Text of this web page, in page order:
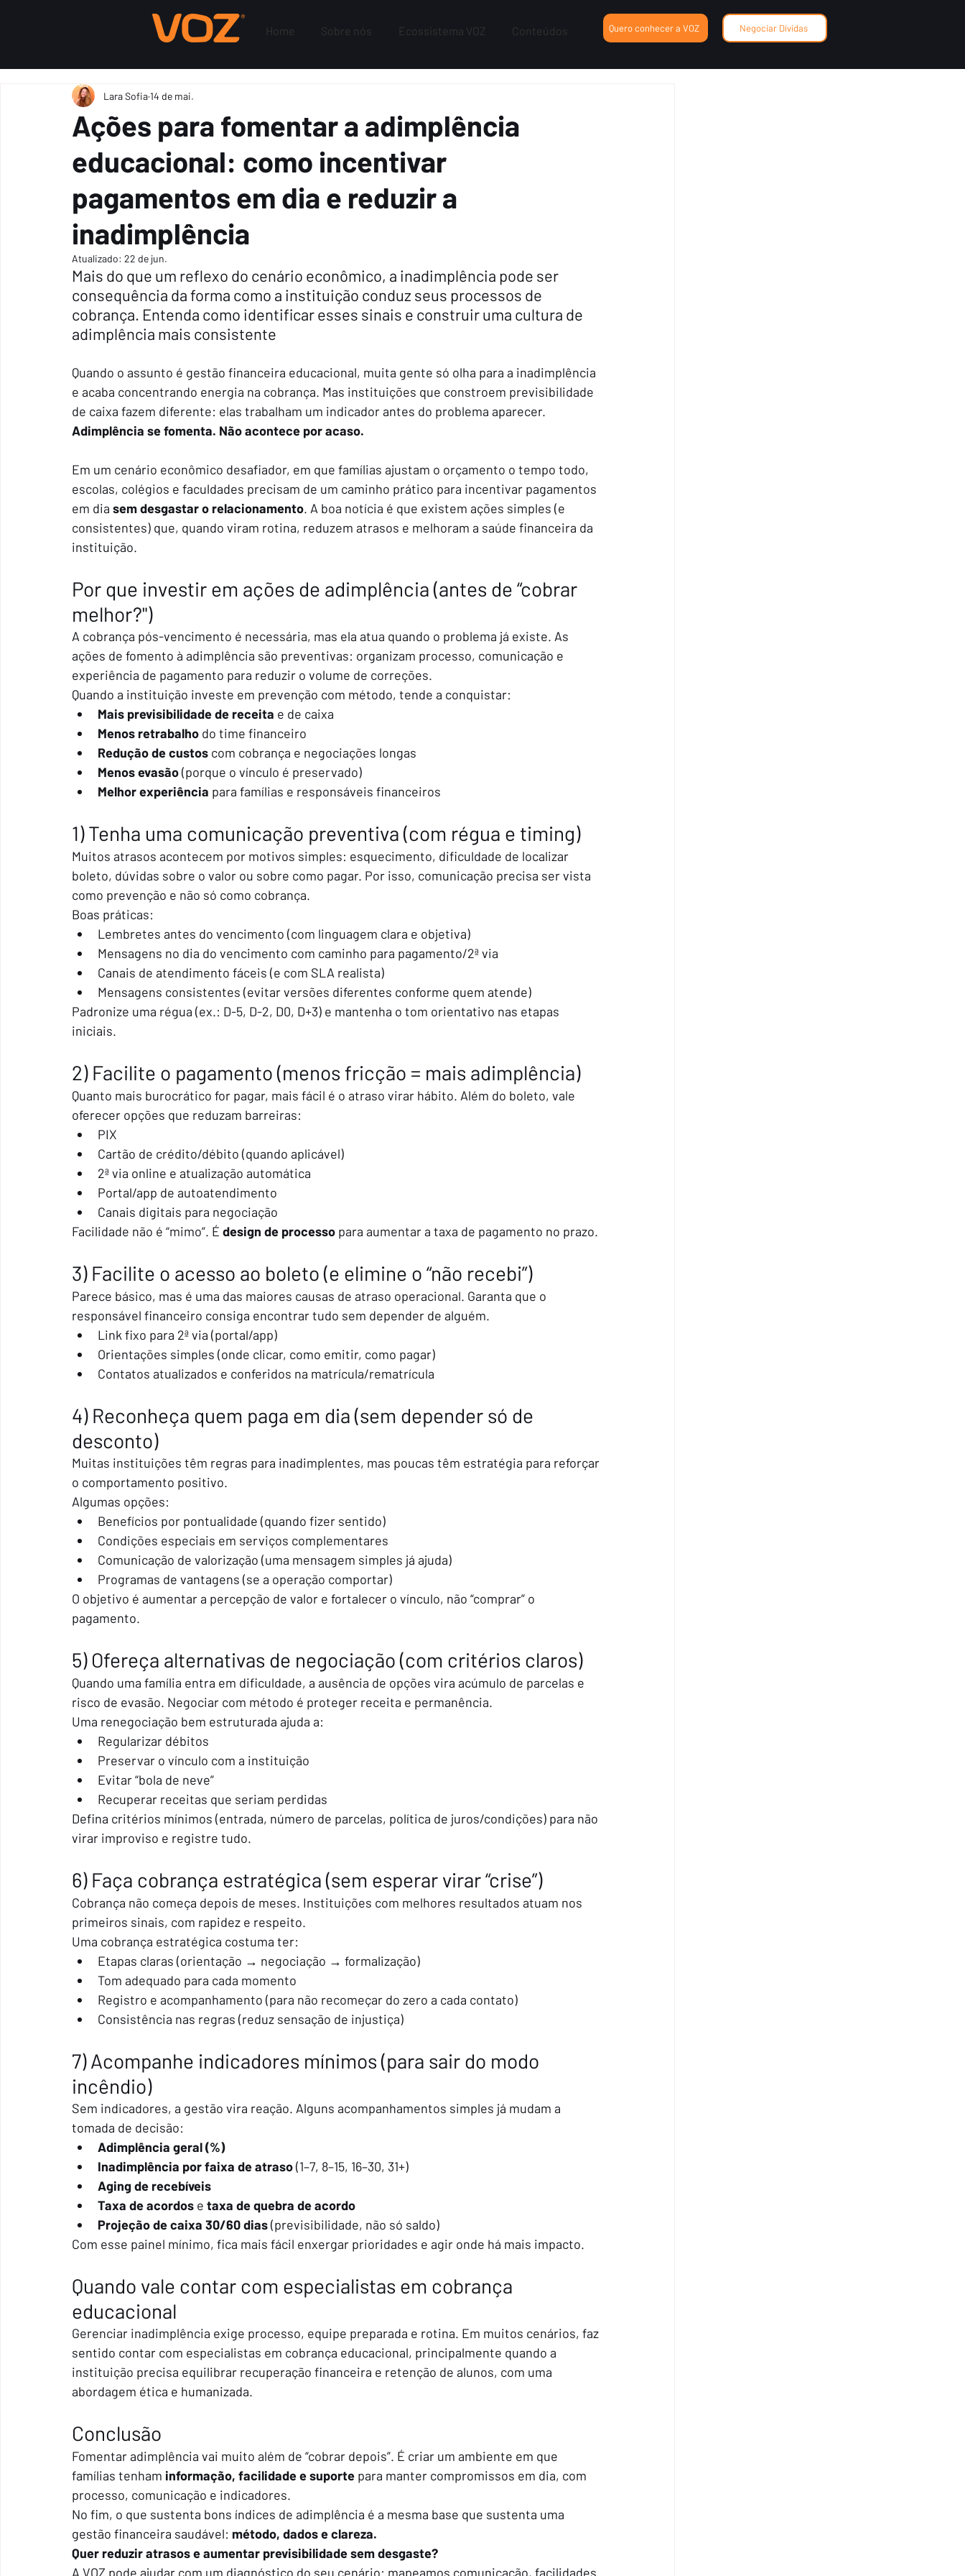
Home Sobre nós Ecossistema VOZ Conteúdos Quero conhecer a VOZ Negociar Dívidas
Ações para fomentar a adimplência
educacional: como incentivar
pagamentos em dia e reduzir a
inadimplência
Lara Sofia14 de mai.
Atualizado: 22 de jun.
Mais do que um reflexo do cenário econômico, a inadimplência pode ser
consequência da forma como a instituição conduz seus processos de
cobrança. Entenda como identificar esses sinais e construir uma cultura de
adimplência mais consistente
Quando o assunto é gestão financeira educacional, muita gente só olha para a inadimplência
e acaba concentrando energia na cobrança. Mas instituições que constroem previsibilidade
de caixa fazem diferente: elas trabalham um indicador antes do problema aparecer.
Adimplência se fomenta. Não acontece por acaso.
Em um cenário econômico desafiador, em que famílias ajustam o orçamento o tempo todo,
escolas, colégios e faculdades precisam de um caminho prático para incentivar pagamentos
em dia sem desgastar o relacionamento. A boa notícia é que existem ações simples (e
consistentes) que, quando viram rotina, reduzem atrasos e melhoram a saúde financeira da
instituição.
Por que investir em ações de adimplência (antes de “cobrar
melhor?")
A cobrança pós-vencimento é necessária, mas ela atua quando o problema já existe. As
ações de fomento à adimplência são preventivas: organizam processo, comunicação e
experiência de pagamento para reduzir o volume de correções.
Quando a instituição investe em prevenção com método, tende a conquistar:
Mais previsibilidade de receita e de caixa
Menos retrabalho do time financeiro
Redução de custos com cobrança e negociações longas
Menos evasão (porque o vínculo é preservado)
Melhor experiência para famílias e responsáveis financeiros
1) Tenha uma comunicação preventiva (com régua e timing)
Muitos atrasos acontecem por motivos simples: esquecimento, dificuldade de localizar
boleto, dúvidas sobre o valor ou sobre como pagar. Por isso, comunicação precisa ser vista
como prevenção e não só como cobrança.
Boas práticas:
Lembretes antes do vencimento (com linguagem clara e objetiva)
Mensagens no dia do vencimento com caminho para pagamento/2ª via
Canais de atendimento fáceis (e com SLA realista)
Mensagens consistentes (evitar versões diferentes conforme quem atende)
Padronize uma régua (ex.: D-5, D-2, D0, D+3) e mantenha o tom orientativo nas etapas
iniciais.
2) Facilite o pagamento (menos fricção = mais adimplência)
Quanto mais burocrático for pagar, mais fácil é o atraso virar hábito. Além do boleto, vale
oferecer opções que reduzam barreiras:
PIX
Cartão de crédito/débito (quando aplicável)
2ª via online e atualização automática
Portal/app de autoatendimento
Canais digitais para negociação
Facilidade não é “mimo”. É design de processo para aumentar a taxa de pagamento no prazo.
3) Facilite o acesso ao boleto (e elimine o “não recebi”)
Parece básico, mas é uma das maiores causas de atraso operacional. Garanta que o
responsável financeiro consiga encontrar tudo sem depender de alguém.
Link fixo para 2ª via (portal/app)
Orientações simples (onde clicar, como emitir, como pagar)
Contatos atualizados e conferidos na matrícula/rematrícula
4) Reconheça quem paga em dia (sem depender só de
desconto)
Muitas instituições têm regras para inadimplentes, mas poucas têm estratégia para reforçar
o comportamento positivo.
Algumas opções:
Benefícios por pontualidade (quando fizer sentido)
Condições especiais em serviços complementares
Comunicação de valorização (uma mensagem simples já ajuda)
Programas de vantagens (se a operação comportar)
O objetivo é aumentar a percepção de valor e fortalecer o vínculo, não “comprar” o
pagamento.
5) Ofereça alternativas de negociação (com critérios claros)
Quando uma família entra em dificuldade, a ausência de opções vira acúmulo de parcelas e
risco de evasão. Negociar com método é proteger receita e permanência.
Uma renegociação bem estruturada ajuda a:
Regularizar débitos
Preservar o vínculo com a instituição
Evitar “bola de neve”
Recuperar receitas que seriam perdidas
Defina critérios mínimos (entrada, número de parcelas, política de juros/condições) para não
virar improviso e registre tudo.
6) Faça cobrança estratégica (sem esperar virar “crise”)
Cobrança não começa depois de meses. Instituições com melhores resultados atuam nos
primeiros sinais, com rapidez e respeito.
Uma cobrança estratégica costuma ter:
Etapas claras (orientação → negociação → formalização)
Tom adequado para cada momento
Registro e acompanhamento (para não recomeçar do zero a cada contato)
Consistência nas regras (reduz sensação de injustiça)
7) Acompanhe indicadores mínimos (para sair do modo
incêndio)
Sem indicadores, a gestão vira reação. Alguns acompanhamentos simples já mudam a
tomada de decisão:
Adimplência geral (%)
Inadimplência por faixa de atraso (1–7, 8–15, 16–30, 31+)
Aging de recebíveis
Taxa de acordos e taxa de quebra de acordo
Projeção de caixa 30/60 dias (previsibilidade, não só saldo)
Com esse painel mínimo, fica mais fácil enxergar prioridades e agir onde há mais impacto.
Quando vale contar com especialistas em cobrança
educacional
Gerenciar inadimplência exige processo, equipe preparada e rotina. Em muitos cenários, faz
sentido contar com especialistas em cobrança educacional, principalmente quando a
instituição precisa equilibrar recuperação financeira e retenção de alunos, com uma
abordagem ética e humanizada.
Conclusão
Fomentar adimplência vai muito além de “cobrar depois”. É criar um ambiente em que
famílias tenham informação, facilidade e suporte para manter compromissos em dia, com
processo, comunicação e indicadores.
No fim, o que sustenta bons índices de adimplência é a mesma base que sustenta uma
gestão financeira saudável: método, dados e clareza.
Quer reduzir atrasos e aumentar previsibilidade sem desgaste?
A VOZ pode ajudar com um diagnóstico do seu cenário: mapeamos comunicação, facilidades